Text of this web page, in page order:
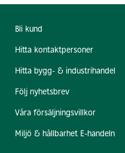
Bli kund
Hitta kontaktpersoner
Hitta bygg- & industrihandel
Följ nyhetsbrev
Våra försäljningsvillkor
Miljö & hållbarhet E-handeln